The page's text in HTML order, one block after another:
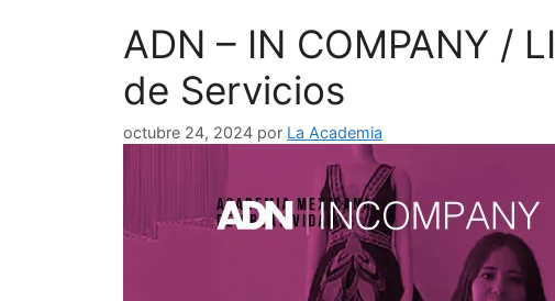
ADN – IN COMPANY /
de Servicios
octubre 24, 2024 por La Academia